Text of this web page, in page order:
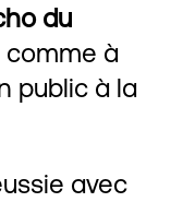
du
comme à
public à la
avec